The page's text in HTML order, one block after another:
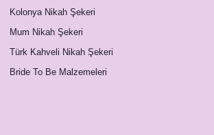
Kolonya Nikah Şekeri
Mum Nikah Şekeri
Türk Kahveli Nikah Şekeri
Bride To Be Malzemeleri